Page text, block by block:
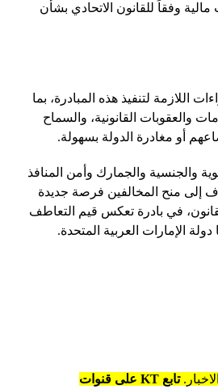
وفقاً للقانون الاتحادي بشأن
اللازمة لتنفيذ هذه المبادرة، بما
والعقوبات القانونية، والسماح
أو مغادرة الدولة بسهولة.
والجنسية والجمارك وأمن المنافذ
إلى منح المخالفين فرصة جديدة
في بادرة تعكس قيم التعاطف
الإمارات العربية المتحدة.
تابع KT على قنوات